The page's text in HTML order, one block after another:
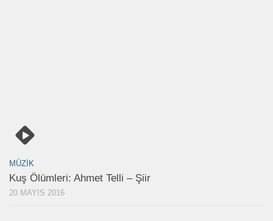
MÜZIK
Kuş Ölümleri: Ahmet Telli – Şiir
20 MAYIS 2016